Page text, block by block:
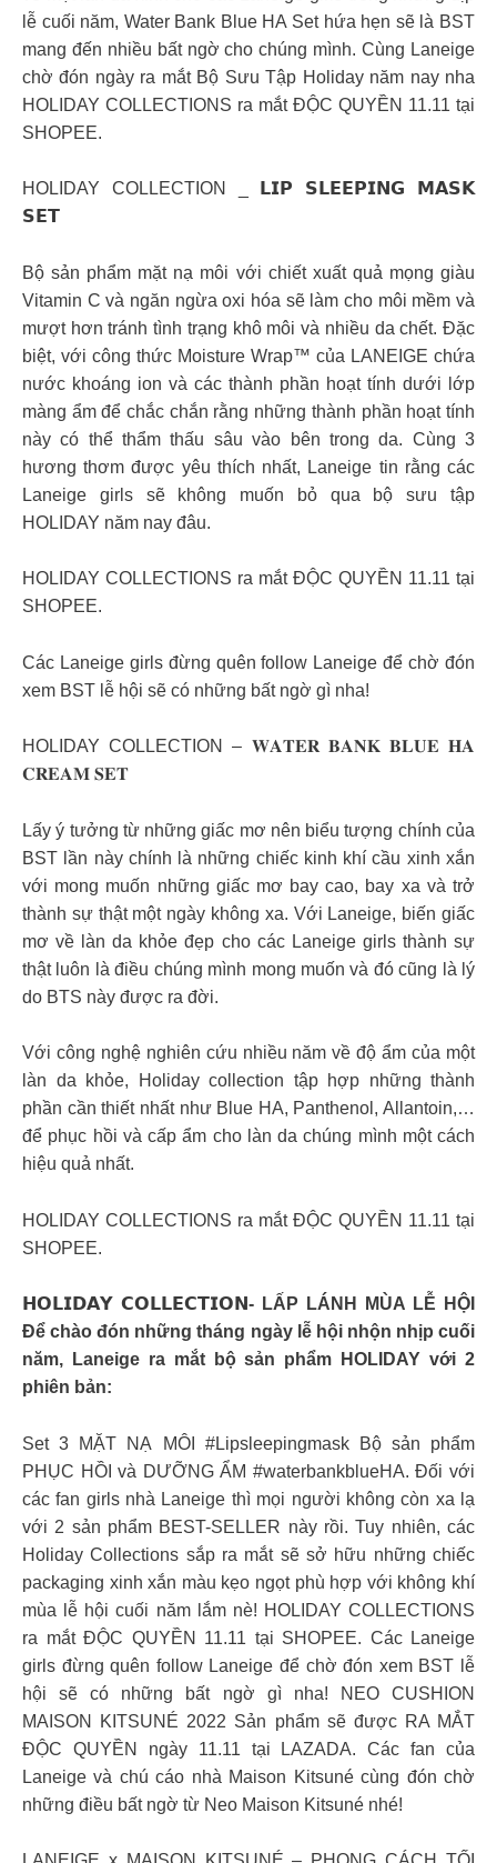
lễ cuối năm, Water Bank Blue HA Set hứa hẹn sẽ là BST
mang đến nhiều bất ngờ cho chúng mình. Cùng Laneige
chờ đón ngày ra mắt Bộ Sưu Tập Holiday năm nay nha
HOLIDAY COLLECTIONS ra mắt ĐỘC QUYỀN 11.11 tại
SHOPEE.
HOLIDAY COLLECTION _ 𝗟𝗜𝗣 𝗦𝗟𝗘𝗘𝗣𝗜𝗡𝗚 𝗠𝗔𝗦𝗞
𝗦𝗘𝗧
Bộ sản phẩm mặt nạ môi với chiết xuất quả mọng giàu
Vitamin C và ngăn ngừa oxi hóa sẽ làm cho môi mềm và
mượt hơn tránh tình trạng khô môi và nhiều da chết. Đặc
biệt, với công thức Moisture Wrap™ của LANEIGE chứa
nước khoáng ion và các thành phần hoạt tính dưới lớp
màng ẩm để chắc chắn rằng những thành phần hoạt tính
này có thể thẩm thấu sâu vào bên trong da. Cùng 3
hương thơm được yêu thích nhất, Laneige tin rằng các
Laneige girls sẽ không muốn bỏ qua bộ sưu tập
HOLIDAY năm nay đâu.
HOLIDAY COLLECTIONS ra mắt ĐỘC QUYỀN 11.11 tại
SHOPEE.
Các Laneige girls đừng quên follow Laneige để chờ đón
xem BST lễ hội sẽ có những bất ngờ gì nha!
HOLIDAY COLLECTION – 𝐖𝐀𝐓𝐄𝐑 𝐁𝐀𝐍𝐊 𝐁𝐋𝐔𝐄 𝐇𝐀
𝐂𝐑𝐄𝐀𝐌 𝐒𝐄𝐓
Lấy ý tưởng từ những giấc mơ nên biểu tượng chính của
BST lần này chính là những chiếc kinh khí cầu xinh xắn
với mong muốn những giấc mơ bay cao, bay xa và trở
thành sự thật một ngày không xa. Với Laneige, biến giấc
mơ về làn da khỏe đẹp cho các Laneige girls thành sự
thật luôn là điều chúng mình mong muốn và đó cũng là lý
do BTS này được ra đời.
Với công nghệ nghiên cứu nhiều năm về độ ẩm của một
làn da khỏe, Holiday collection tập hợp những thành
phần cần thiết nhất như Blue HA, Panthenol, Allantoin,…
để phục hồi và cấp ẩm cho làn da chúng mình một cách
hiệu quả nhất.
HOLIDAY COLLECTIONS ra mắt ĐỘC QUYỀN 11.11 tại
SHOPEE.
𝗛𝗢𝗟𝗜𝗗𝗔𝗬 𝗖𝗢𝗟𝗟𝗘𝗖𝗧𝗜𝗢𝗡- LẤP LÁNH MÙA LỄ HỘI
Để chào đón những tháng ngày lễ hội nhộn nhịp cuối
năm, Laneige ra mắt bộ sản phẩm HOLIDAY với 2
phiên bản:
Set 3 MẶT NẠ MÔI #Lipsleepingmask Bộ sản phẩm
PHỤC HỒI và DƯỠNG ẨM #waterbankblueHA. Đối với
các fan girls nhà Laneige thì mọi người không còn xa lạ
với 2 sản phẩm BEST-SELLER này rồi. Tuy nhiên, các
Holiday Collections sắp ra mắt sẽ sở hữu những chiếc
packaging xinh xắn màu kẹo ngọt phù hợp với không khí
mùa lễ hội cuối năm lắm nè! HOLIDAY COLLECTIONS
ra mắt ĐỘC QUYỀN 11.11 tại SHOPEE. Các Laneige
girls đừng quên follow Laneige để chờ đón xem BST lễ
hội sẽ có những bất ngờ gì nha! NEO CUSHION
MAISON KITSUNÉ 2022 Sản phẩm sẽ được RA MẮT
ĐỘC QUYỀN ngày 11.11 tại LAZADA. Các fan của
Laneige và chú cáo nhà Maison Kitsuné cùng đón chờ
những điều bất ngờ từ Neo Maison Kitsuné nhé!